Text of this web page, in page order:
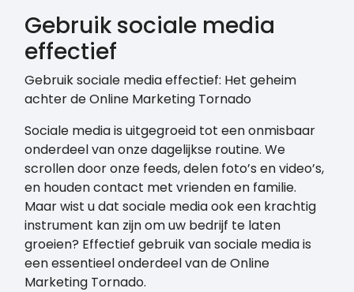
Gebruik sociale media
effectief
Gebruik sociale media effectief: Het geheim
achter de Online Marketing Tornado
Sociale media is uitgegroeid tot een onmisbaar
onderdeel van onze dagelijkse routine. We
scrollen door onze feeds, delen foto’s en video’s,
en houden contact met vrienden en familie.
Maar wist u dat sociale media ook een krachtig
instrument kan zijn om uw bedrijf te laten
groeien? Effectief gebruik van sociale media is
een essentieel onderdeel van de Online
Marketing Tornado.